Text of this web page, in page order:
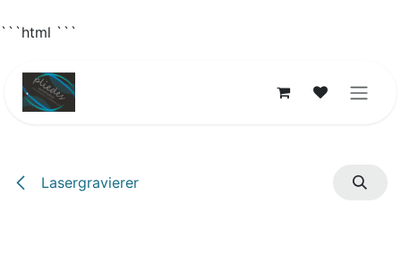
```html ```
Lasergravierer